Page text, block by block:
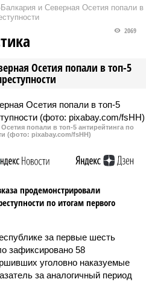
и Северная Осетия попали в
Осетия попали в топ-5
2069
попали в топ-5 антирейтинга по
(фото: pixabay.com/fsHH)
продемонстрировали
по итогам первого
за первые шесть
зафиксировано 58
уголовно наказуемые
за аналогичный период